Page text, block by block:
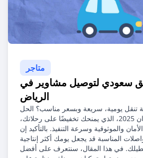
متاجر
سعودي لتوصيل مشاوير في
الرياض
يومية، سريعة وبسعر مناسب؟ الحل
هو كود خصم كيان 2025، الذي يمنحك تخفيضًا على رحلاتك،
بالإضافة إلى الأمان والموثوقية وسرعة التنفيذ. بالتأكيد إن
المناسبة قد يجعل يومك أكثر إنتاجية
في هذا المقال، سنتعرف على أفضل